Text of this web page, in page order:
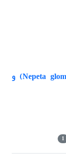
مقایسه اثر اسانس پونه‌سای انبوه (Nepeta glomerulosa) و
1